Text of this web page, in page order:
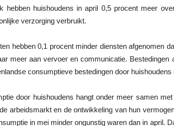
hebben huishoudens in april 0,5 procent meer
verzorging verbruikt.
hebben 0,1 procent minder diensten afgenomen
meer aan vervoer en communicatie.
consumptieve bestedingen door huishoudens
door huishoudens hangt onder meer samen
arbeidsmarkt en de ontwikkeling van hun
in mei minder ongunstig waren dan in april.